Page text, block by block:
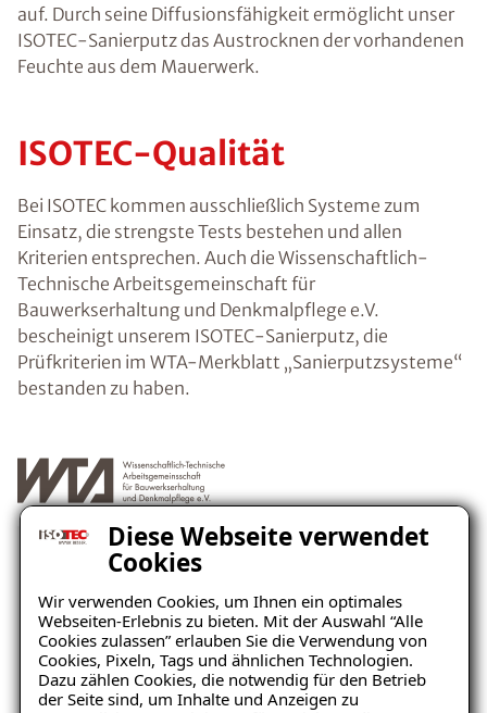
Diese Webseite verwendet
Cookies
Wir verwenden Cookies, um Ihnen ein optimales
Webseiten-Erlebnis zu bieten. Mit der Auswahl “Alle
Cookies zulassen” erlauben Sie die Verwendung von
Cookies, Pixeln, Tags und ähnlichen Technologien.
Dazu zählen Cookies, die notwendig für den Betrieb
der Seite sind, um Inhalte und Anzeigen zu
auf. Durch seine Diffusionsfähigkeit ermöglicht unser
ISOTEC-Sanierputz das Austrocknen der vorhandenen
Feuchte aus dem Mauerwerk.
ISOTEC-Qualität
Bei ISOTEC kommen ausschließlich Systeme zum
Einsatz, die strengste Tests bestehen und allen
Kriterien entsprechen. Auch die Wissenschaftlich-
Technische Arbeitsgemeinschaft für
Bauwerkserhaltung und Denkmalpflege e.V.
bescheinigt unserem ISOTEC-Sanierputz, die
Prüfkriterien im WTA-Merkblatt „Sanierputzsysteme“
bestanden zu haben.
Unverbindliche
Schadensanalyse erhalten
Wo befindet sich der Schaden?